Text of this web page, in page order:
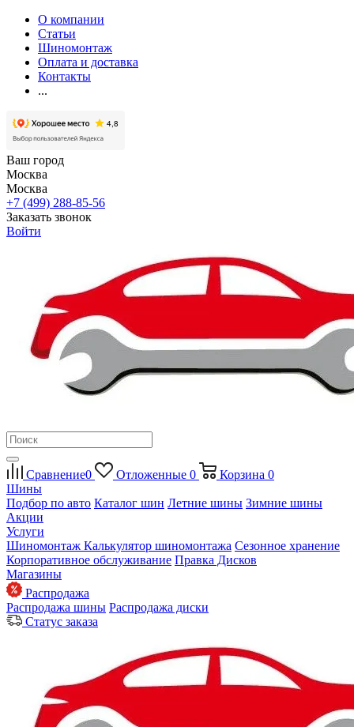
О компании
Статьи
Шиномонтаж
Оплата и доставка
Контакты
...
Ваш город
Москва
Москва
+7 (499) 288-85-56
Заказать звонок
Войти
Сравнение0 Отложенные 0 Корзина 0
Шины
Подбор по авто Каталог шин Летние шины Зимние шины
Акции
Услуги
Шиномонтаж Калькулятор шиномонтажа Сезонное хранение
Корпоративное обслуживание Правка Дисков
Магазины
Распродажа
Распродажа шины Распродажа диски
Статус заказа